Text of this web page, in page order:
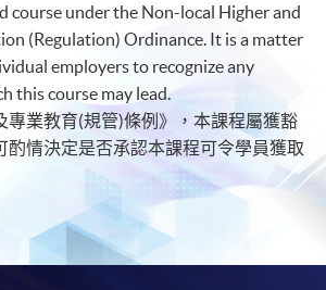
course under the Non-local Higher and
(Regulation) Ordinance. It is a matter
employers to recognize any
this course may lead.
專業教育(規管)條例》，本課程屬獲豁
酌情決定是否承認本課程可令學員獲取